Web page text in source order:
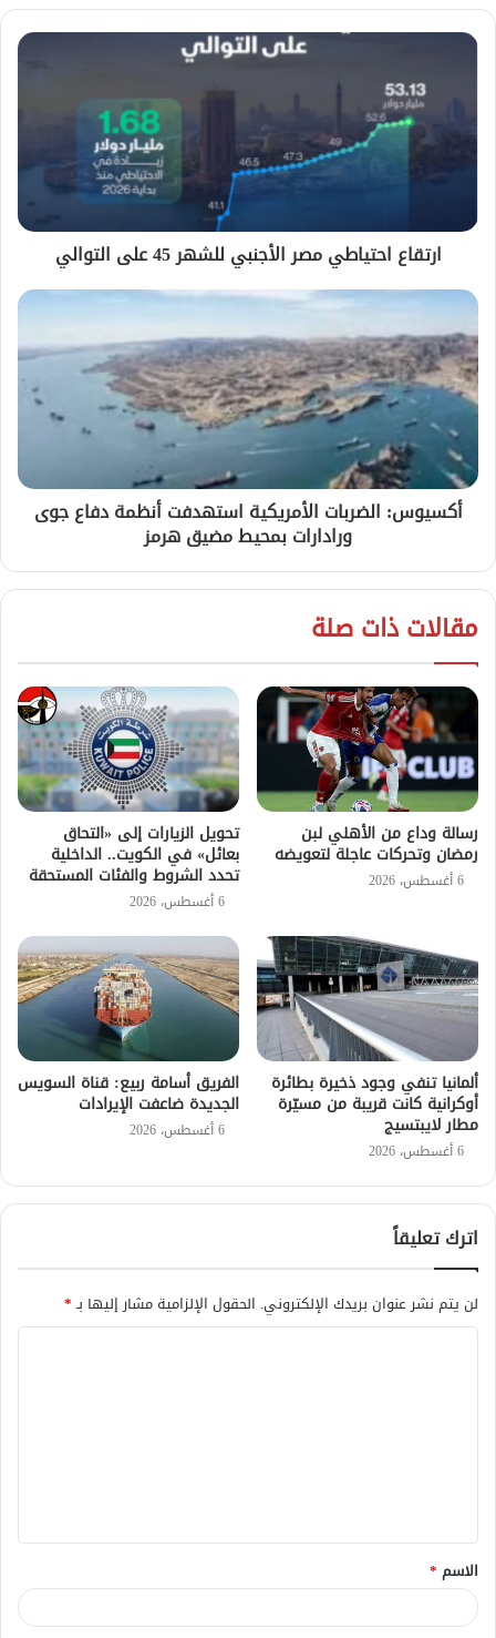
ارتقاع احتياطي مصر الأجنبي للشهر 45 على التوالي
أكسيوس: الضربات الأمريكية استهدفت أنظمة دفاع جوى
ورادارات بمحيط مضيق هرمز
مقالات ذات صلة
رسالة وداع من الأهلي لبن
رمضان وتحركات عاجلة لتعويضه
6 أغسطس، 2026
تحويل الزيارات إلى «التحاق
بعائل» في الكويت.. الداخلية
تحدد الشروط والفئات المستحقة
6 أغسطس، 2026
ألمانيا تنفي وجود ذخيرة بطائرة
أوكرانية كانت قريبة من مسيّرة
مطار لايبتسيج
6 أغسطس، 2026
الفريق أسامة ربيع: قناة السويس
الجديدة ضاعفت الإيرادات
6 أغسطس، 2026
اترك تعليقاً
لن يتم نشر عنوان بريدك الإلكتروني. الحقول الإلزامية مشار إليها بـ*
ق
*
الاسم *